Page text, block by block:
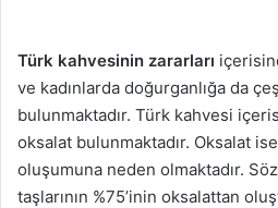
Türk kahvesinin zararları
ve kadınlarda doğurganlığa da
bulunmaktadır. Türk kahvesi
oksalat bulunmaktadır. Oksalat
oluşumuna neden olmaktadır.
taşlarının %75’inin oksalattan